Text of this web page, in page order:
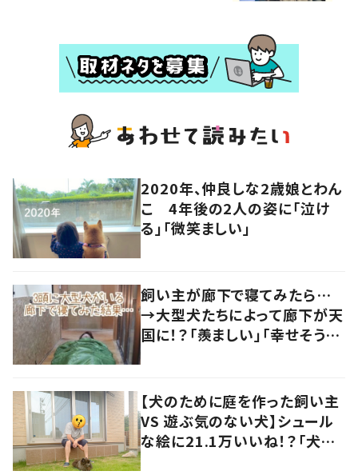
2020年、仲良しな2歳娘とわん
こ 4年後の2人の姿に「泣け
る」「微笑ましい」
飼い主が廊下で寝てみたら…
→大型犬たちによって廊下が天
国に！？「羨ましい」「幸せそう」
【犬のために庭を作った飼い主
VS 遊ぶ気のない犬】シュール
な絵に21.1万いいね！？「犬の